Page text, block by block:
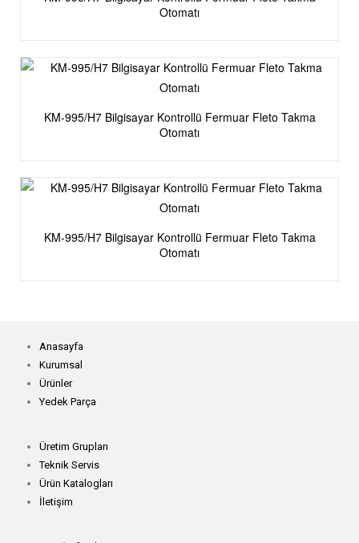
Otomatı
KM-995/H7 Bilgisayar Kontrollü Fermuar Fleto Takma
Otomatı
KM-995/H7 Bilgisayar Kontrollü Fermuar Fleto Takma
Otomatı
Anasayfa
Kurumsal
Ürünler
Yedek Parça
Üretim Grupları
Teknik Servis
Ürün Katalogları
İletişim